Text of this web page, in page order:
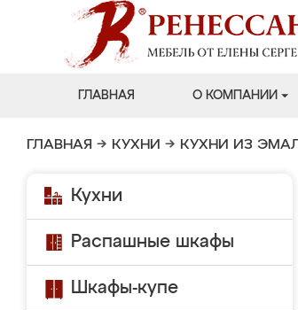
ГЛАВНАЯ О КОМПАНИИ
ГЛАВНАЯ → КУХНИ → КУХНИ ИЗ
Кухни
Распашные шкафы
Шкафы-купе